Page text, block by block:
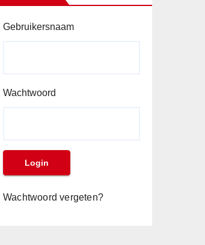
Gebruikersnaam
Wachtwoord
Wachtwoord vergeten?